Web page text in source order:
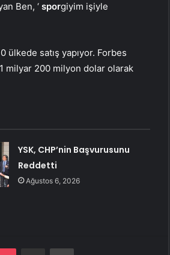
Ben, ‘ sporgiyim işiyle
ülkede satış yapıyor. Forbes
milyar 200 milyon dolar olarak
YSK, CHP’nin Başvurusunu
Reddetti
Ağustos 6, 2026
Pocket E-Posta ile paylaş Yazdır